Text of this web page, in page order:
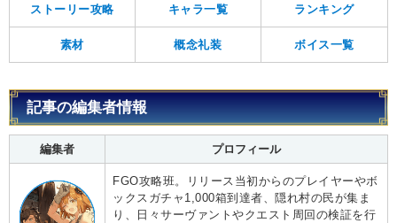
ストーリー攻略 キャラ一覧 ランキング
素材 概念礼装 ボイス一覧
記事の編集者情報
編集者 プロフィール
FGO攻略班。リリース当初からのプレイヤーやボ
ックスガチャ1,000箱到達者、隠れ村の民が集ま
り、日々サーヴァントやクエスト周回の検証を行